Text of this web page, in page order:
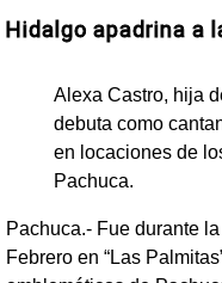
Hidalgo apadrina a
Alexa Castro, hija
debuta como
en locaciones de
Pachuca.
Pachuca.- Fue durante
Febrero en “Las